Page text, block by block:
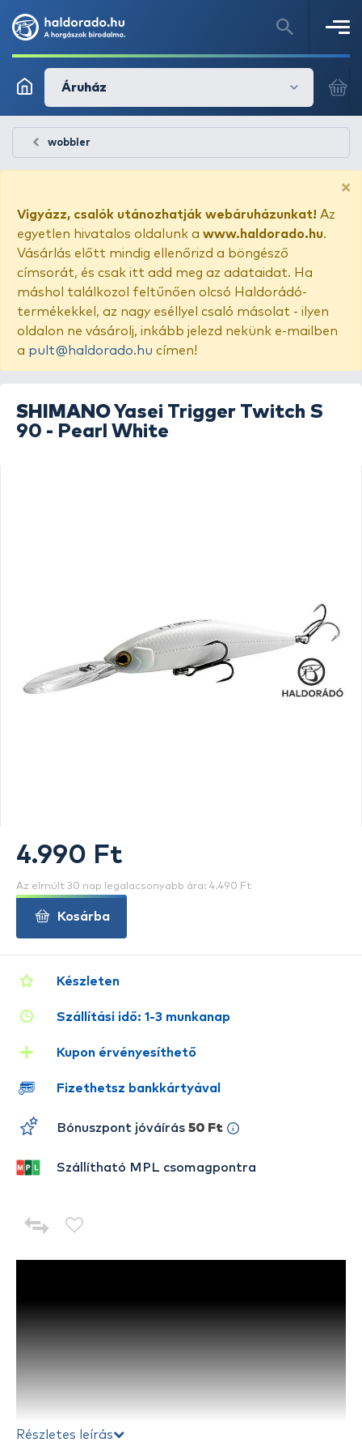
Áruház
wobbler
×
Vigyázz, csalók utánozhatják webáruházunkat! Az
egyetlen hivatalos oldalunk a www.haldorado.hu.
Vásárlás előtt mindig ellenőrizd a böngésző
címsorát, és csak itt add meg az adataidat. Ha
máshol találkozol feltűnően olcsó Haldorádó-
termékekkel, az nagy eséllyel csaló másolat - ilyen
oldalon ne vásárolj, inkább jelezd nekünk e-mailben
a pult@haldorado.hu címen!
SHIMANOYasei Trigger Twitch S
90 - Pearl White
Részletes leírás
Készleten
Szállítási idő: 1-3 munkanap
Kupon érvényesíthető
Fizethetsz bankkártyával
Bónuszpont jóváírás 50 Ft
Szállítható MPL csomagpontra
4.990 Ft
Az elmúlt 30 nap legalacsonyabb ára: 4.490 Ft
Kosárba